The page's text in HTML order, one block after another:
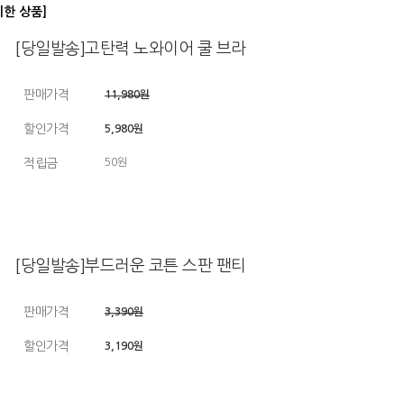
상품]
[당일발송]고탄력 노와이어 쿨 브라
판매가격 11,980원
할인가격 5,980원
적립금 50원
[당일발송]부드러운 코튼 스판 팬티
판매가격 3,390원
할인가격 3,190원